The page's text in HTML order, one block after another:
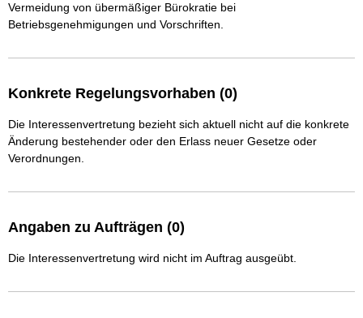
Vermeidung von übermäßiger Bürokratie bei
Betriebsgenehmigungen und Vorschriften.
Konkrete Regelungsvorhaben (0)
Die Interessenvertretung bezieht sich aktuell nicht auf die konkrete
Änderung bestehender oder den Erlass neuer Gesetze oder
Verordnungen.
Angaben zu Aufträgen (0)
Die Interessenvertretung wird nicht im Auftrag ausgeübt.